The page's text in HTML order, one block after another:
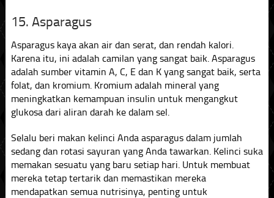
15. Asparagus
Asparagus kaya akan air dan serat, dan rendah kalori.
Karena itu, ini adalah camilan yang sangat baik. Asparagus
adalah sumber vitamin A, C, E dan K yang sangat baik, serta
folat, dan kromium. Kromium adalah mineral yang
meningkatkan kemampuan insulin untuk mengangkut
glukosa dari aliran darah ke dalam sel.
Selalu beri makan kelinci Anda asparagus dalam jumlah
sedang dan rotasi sayuran yang Anda tawarkan. Kelinci suka
memakan sesuatu yang baru setiap hari. Untuk membuat
mereka tetap tertarik dan memastikan mereka
mendapatkan semua nutrisinya, penting untuk